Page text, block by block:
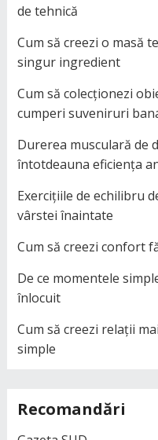
de tehnică
Cum să creezi o masă
singur ingredient
Cum să colecționezi
cumperi suveniruri
Durerea musculară de
întotdeauna eficiența
Exercițiile de echilibru
vârstei înaintate
Cum să creezi confort
De ce momentele
înlocuit
Cum să creezi relații
simple
Recomandări